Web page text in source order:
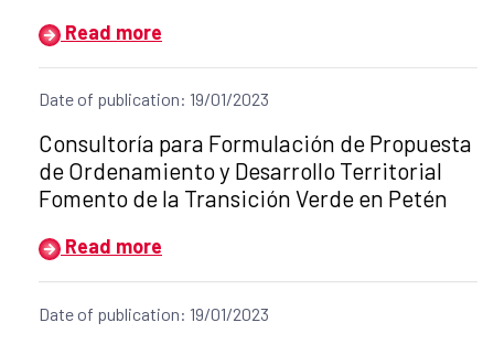
Read more
Date of publication: 19/01/2023
Title of the announcement:
Consultoría para Formulación de Propuesta
de Ordenamiento y Desarrollo Territorial
Fomento de la Transición Verde en Petén
Read more
Date of publication: 19/01/2023